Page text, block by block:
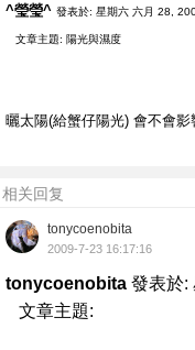
^瑩瑩^ 發表於: 星期六 六月 28,
文章主題: 陽光與濕度
曬太陽(給蟹仔陽光) 會不會影
相关回复
tonycoenobita
2009-7-23 16:17:16
tonycoenobita 發表於:
文章主題: